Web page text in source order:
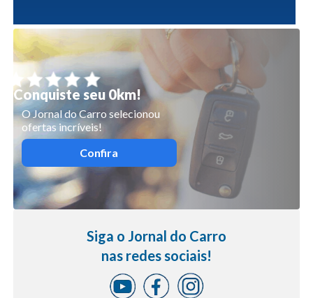
Conquiste seu 0km!
O Jornal do Carro selecionou
ofertas incríveis!
Confira
Siga o Jornal do Carro
nas redes sociais!